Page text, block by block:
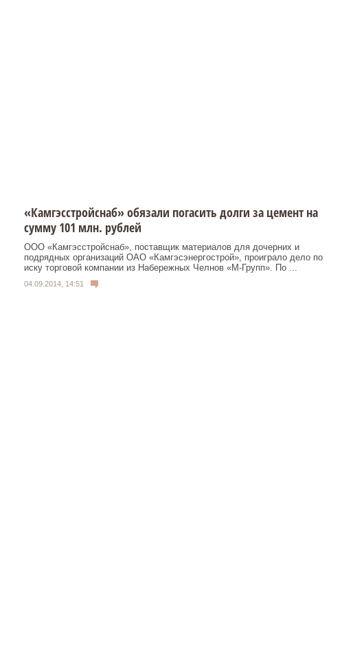
«Камгэсстройснаб» обязали погасить долги за цемент на
сумму 101 млн. рублей
ООО «Камгэсстройснаб», поставщик материалов для дочерних и
подрядных организаций ОАО «Камгэсэнергострой», проиграло дело по
иску торговой компании из Набережных Челнов «М-Групп». По ...
04.09.2014, 14:51